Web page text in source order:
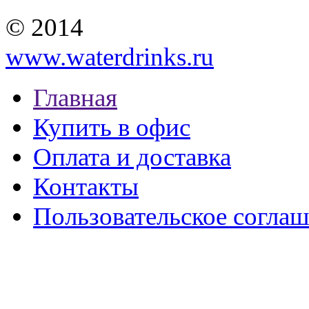
© 2014
www.waterdrinks.ru
Главная
Купить в офис
Оплата и доставка
Контакты
Пользовательское